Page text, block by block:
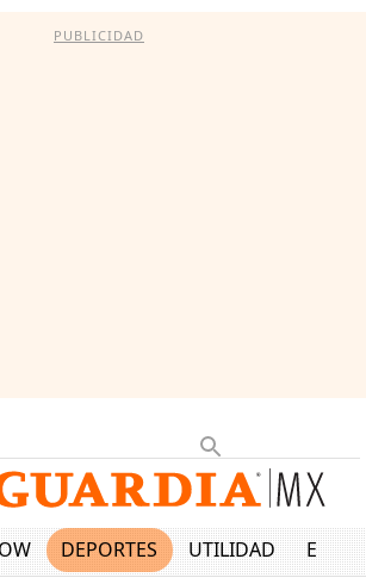
PUBLICIDAD
DEPORTES UTILIDAD